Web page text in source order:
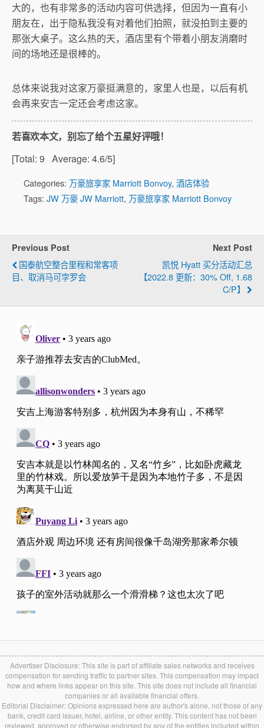
大的，也有非常多的活动内容可供选择，但因为一直有小
朋友在，出于隐私我没有对着他们拍照，就没拍到主要的
那张大桌子。这么热的天，酒店里有个带着小朋友消磨时
间的场地还是很棒的。
总体来说我对这家万豪挺满意的，家里人也是，以后有机
会再来安吉一定还会考虑这家。
若喜欢本文，别忘了给个五星好评哦！
[Total: 9 Average: 4.6/5]
Categories: 万豪旅享家 Marriott Bonvoy, 酒店体验
Tags: JW 万豪 JW Marriott, 万豪旅享家 Marriott Bonvoy
Previous Post
国泰航空整合里程和常客项
目、取消马可孛罗会
Next Post
凯悦 Hyatt 买分活动汇总
【2022.8 更新：30% Off, 1.68
C/p】
Advertiser Disclosure: This site is part of affiliate sales networks and receives
compensation for sending traffic to partner sites. This compensation may impact
how and where links appear on this site. This site does not include all financial
companies or all available financial offers.
Editorial Disclaimer: Opinions expressed here are author's alone, not those of any
bank, credit card issuer, hotel, airline, or other entity. This content has not been
reviewed, approved or otherwise endorsed by any of the entities included within